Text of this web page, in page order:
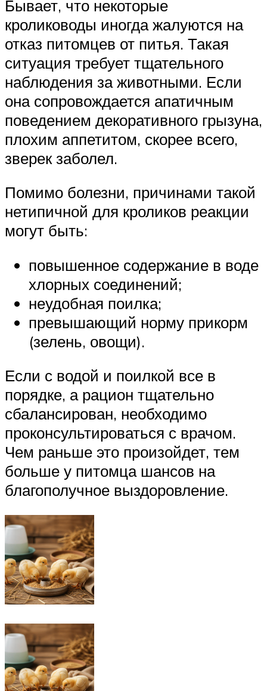
Бывает, что некоторые
кролиководы иногда жалуются на
отказ питомцев от питья. Такая
ситуация требует тщательного
наблюдения за животными. Если
она сопровождается апатичным
поведением декоративного грызуна,
плохим аппетитом, скорее всего,
зверек заболел.
Помимо болезни, причинами такой
нетипичной для кроликов реакции
могут быть:
повышенное содержание в воде
хлорных соединений;
неудобная поилка;
превышающий норму прикорм
(зелень, овощи).
Если с водой и поилкой все в
порядке, а рацион тщательно
сбалансирован, необходимо
проконсультироваться с врачом.
Чем раньше это произойдет, тем
больше у питомца шансов на
благополучное выздоровление.